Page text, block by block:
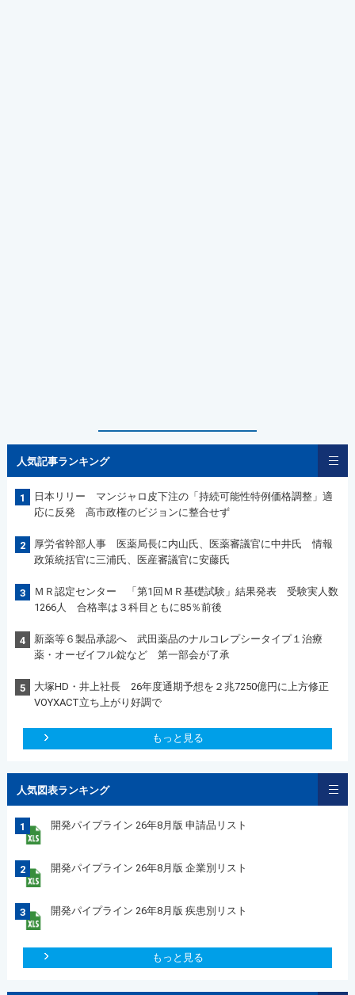
人気記事ランキング
1
日本リリー マンジャロ皮下注の「持続可能性特例価格調整」適
応に反発 高市政権のビジョンに整合せず
2
厚労省幹部人事 医薬局長に内山氏、医薬審議官に中井氏 情報
政策統括官に三浦氏、医産審議官に安藤氏
3
ＭＲ認定センター 「第1回ＭＲ基礎試験」結果発表 受験実人数
1266人 合格率は３科目ともに85％前後
4
新薬等６製品承認へ 武田薬品のナルコレプシータイプ１治療
薬・オーゼイフル錠など 第一部会が了承
5
大塚HD・井上社長 26年度通期予想を２兆7250億円に上方修正
VOYXACT立ち上がり好調で
もっと見る
人気図表ランキング
1 開発パイプライン 26年8月版 申請品リスト
2 開発パイプライン 26年8月版 企業別リスト
3 開発パイプライン 26年8月版 疾患別リスト
もっと見る